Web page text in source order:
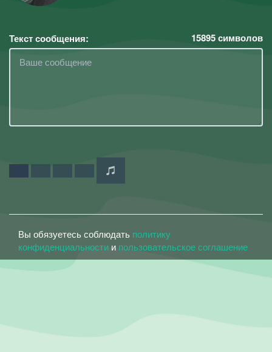
Текст сообщения: 15895символов
Вы обязуетесь соблюдать политику
конфиденциальности и пользовательское соглашение